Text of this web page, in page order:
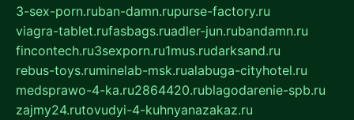
3-sex-porn.ruban-damn.rupurse-factory.ru
viagra-tablet.rufasbags.ruadler-jun.rubandamn.ru
fincontech.ru3sexporn.ru1mus.rudarksand.ru
rebus-toys.ruminelab-msk.rualabuga-cityhotel.ru
medsprawo-4-ka.ru2864420.rublagodarenie-spb.ru
zajmy24.rutovudyi-4-kuhnyanazakaz.ru